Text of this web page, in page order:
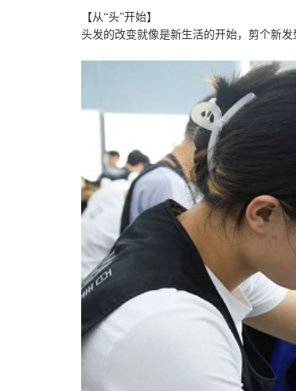
【从“头”开始】
头发的改变就像是新生活的开始，剪个新